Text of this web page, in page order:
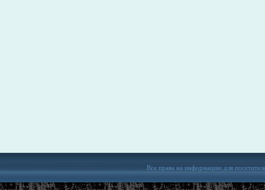
Все права на информацию для